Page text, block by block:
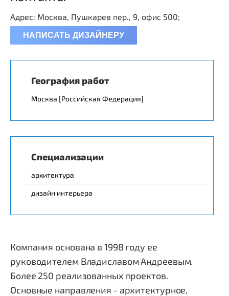
Адрес: Москва, Пушкарев пер., 9, офис 500;
НАПИСАТЬ ДИЗАЙНЕРУ
География работ
Москва [Российская Федерация]
Специализации
архитектура
дизайн интерьера
Компания основана в 1998 году ее
руководителем Владиславом Андреевым.
Более 250 реализованных проектов.
Основные направления - архитектурное,